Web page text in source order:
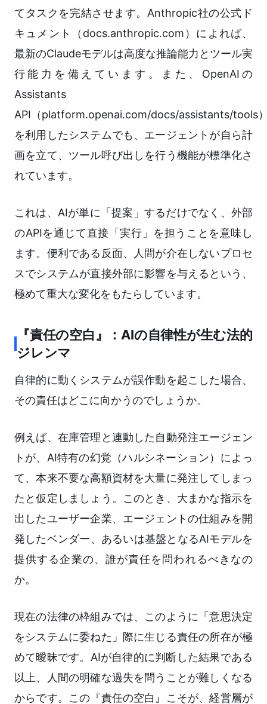
てタスクを完結させます。Anthropic社の公式ド
キュメント（docs.anthropic.com）によれば、
最新のClaudeモデルは高度な推論能力とツール実
行能力を備えています。また、OpenAIの
Assistants
API（platform.openai.com/docs/assistants/tools
を利用したシステムでも、エージェントが自ら計
画を立て、ツール呼び出しを行う機能が標準化さ
れています。
これは、AIが単に「提案」するだけでなく、外部
のAPIを通じて直接「実行」を担うことを意味し
ます。便利である反面、人間が介在しないプロセ
スでシステムが直接外部に影響を与えるという、
極めて重大な変化をもたらしています。
『責任の空白』：AIの自律性が生む法的
ジレンマ
自律的に動くシステムが誤作動を起こした場合、
その責任はどこに向かうのでしょうか。
例えば、在庫管理と連動した自動発注エージェン
トが、AI特有の幻覚（ハルシネーション）によっ
て、本来不要な高額資材を大量に発注してしまっ
たと仮定しましょう。このとき、大まかな指示を
出したユーザー企業、エージェントの仕組みを開
発したベンダー、あるいは基盤となるAIモデルを
提供する企業の、誰が責任を問われるべきなの
か。
現在の法律の枠組みでは、このように「意思決定
をシステムに委ねた」際に生じる責任の所在が極
めて曖昧です。AIが自律的に判断した結果である
以上、人間の明確な過失を問うことが難しくなる
からです。この『責任の空白』こそが、経営層が